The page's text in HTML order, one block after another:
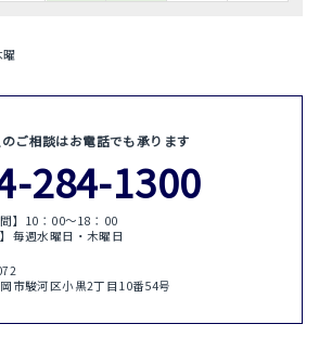
曜
のご相談はお電話でも承ります
284-1300
間】10：00〜18：00
】毎週水曜日・木曜日
市駿河区小黒2丁目10番54号